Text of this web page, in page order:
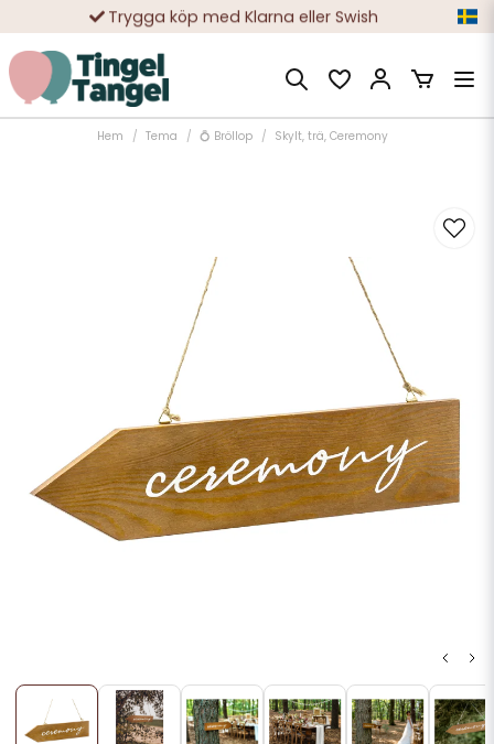
Trygga köp med Klarna eller Swish
10 000-tals nöjda kunder
Hem Tema 💍 Bröllop Skylt, trä, Ceremony